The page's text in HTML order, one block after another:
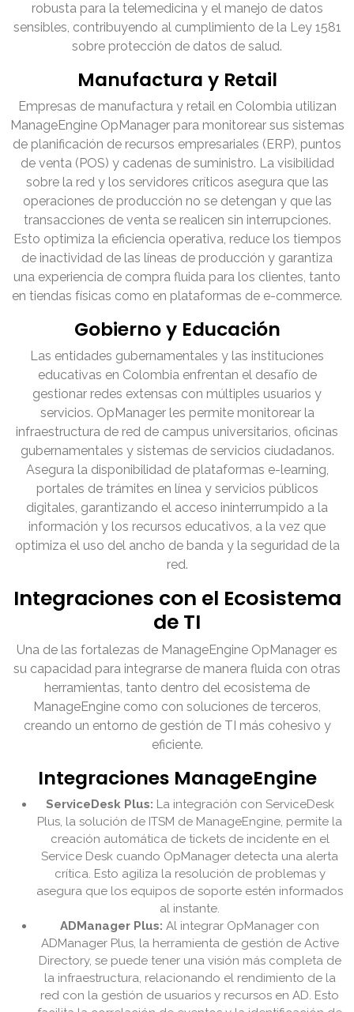
robusta para la telemedicina y el manejo de datos
sensibles, contribuyendo al cumplimiento de la Ley 1581
sobre protección de datos de salud.
Manufactura y Retail
Empresas de manufactura y retail en Colombia utilizan
ManageEngine OpManager para monitorear sus sistemas
de planificación de recursos empresariales (ERP), puntos
de venta (POS) y cadenas de suministro. La visibilidad
sobre la red y los servidores críticos asegura que las
operaciones de producción no se detengan y que las
transacciones de venta se realicen sin interrupciones.
Esto optimiza la eficiencia operativa, reduce los tiempos
de inactividad de las líneas de producción y garantiza
una experiencia de compra fluida para los clientes, tanto
en tiendas físicas como en plataformas de e-commerce.
Gobierno y Educación
Las entidades gubernamentales y las instituciones
educativas en Colombia enfrentan el desafío de
gestionar redes extensas con múltiples usuarios y
servicios. OpManager les permite monitorear la
infraestructura de red de campus universitarios, oficinas
gubernamentales y sistemas de servicios ciudadanos.
Asegura la disponibilidad de plataformas e-learning,
portales de trámites en línea y servicios públicos
digitales, garantizando el acceso ininterrumpido a la
información y los recursos educativos, a la vez que
optimiza el uso del ancho de banda y la seguridad de la
red.
Integraciones con el Ecosistema
de TI
Una de las fortalezas de ManageEngine OpManager es
su capacidad para integrarse de manera fluida con otras
herramientas, tanto dentro del ecosistema de
ManageEngine como con soluciones de terceros,
creando un entorno de gestión de TI más cohesivo y
eficiente.
Integraciones ManageEngine
ServiceDesk Plus: La integración con ServiceDesk
Plus, la solución de ITSM de ManageEngine, permite la
creación automática de tickets de incidente en el
Service Desk cuando OpManager detecta una alerta
crítica. Esto agiliza la resolución de problemas y
asegura que los equipos de soporte estén informados
al instante.
ADManager Plus: Al integrar OpManager con
ADManager Plus, la herramienta de gestión de Active
Directory, se puede tener una visión más completa de
la infraestructura, relacionando el rendimiento de la
red con la gestión de usuarios y recursos en AD. Esto